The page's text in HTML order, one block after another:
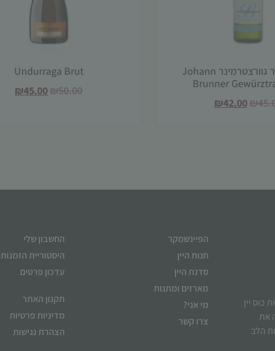
יוהאן ברונר גוורצטרמינר Johann
Brunner
₪
₪42.00
Undurraga Brut
₪50.00
₪45.00
כוס יין
את
הלב
הפיינשמקר
חנות היין
סדנת היין
מארזים ומתנות
מי אני?
צרו קשר
החשבון שלי
היסטוריית הזמנות
עדכון פרטים
תקנון האתר
מדיניות פרטיות
הצהרת נגישות